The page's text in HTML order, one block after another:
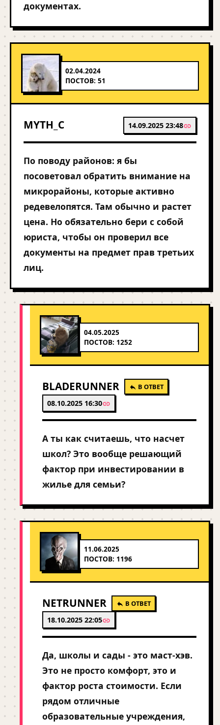
документах.
02.04.2024
ПОСТОВ: 51
MYTH_C 14.09.2025 23:48
По поводу районов: я бы
посоветовал обратить внимание на
микрорайоны, которые активно
редевелопятся. Там обычно и растет
цена. Но обязательно бери с собой
юриста, чтобы он проверил все
документы на предмет прав третьих
лиц.
04.05.2025
ПОСТОВ: 1252
BLADERUNNER В ОТВЕТ
08.10.2025 16:30
А ты как считаешь, что насчет
школ? Это вообще решающий
фактор при инвестировании в
жилье для семьи?
11.06.2025
ПОСТОВ: 1196
NETRUNNER В ОТВЕТ
18.10.2025 22:05
Да, школы и сады - это маст-хэв.
Это не просто комфорт, это и
фактор роста стоимости. Если
рядом отличные
образовательные учреждения,